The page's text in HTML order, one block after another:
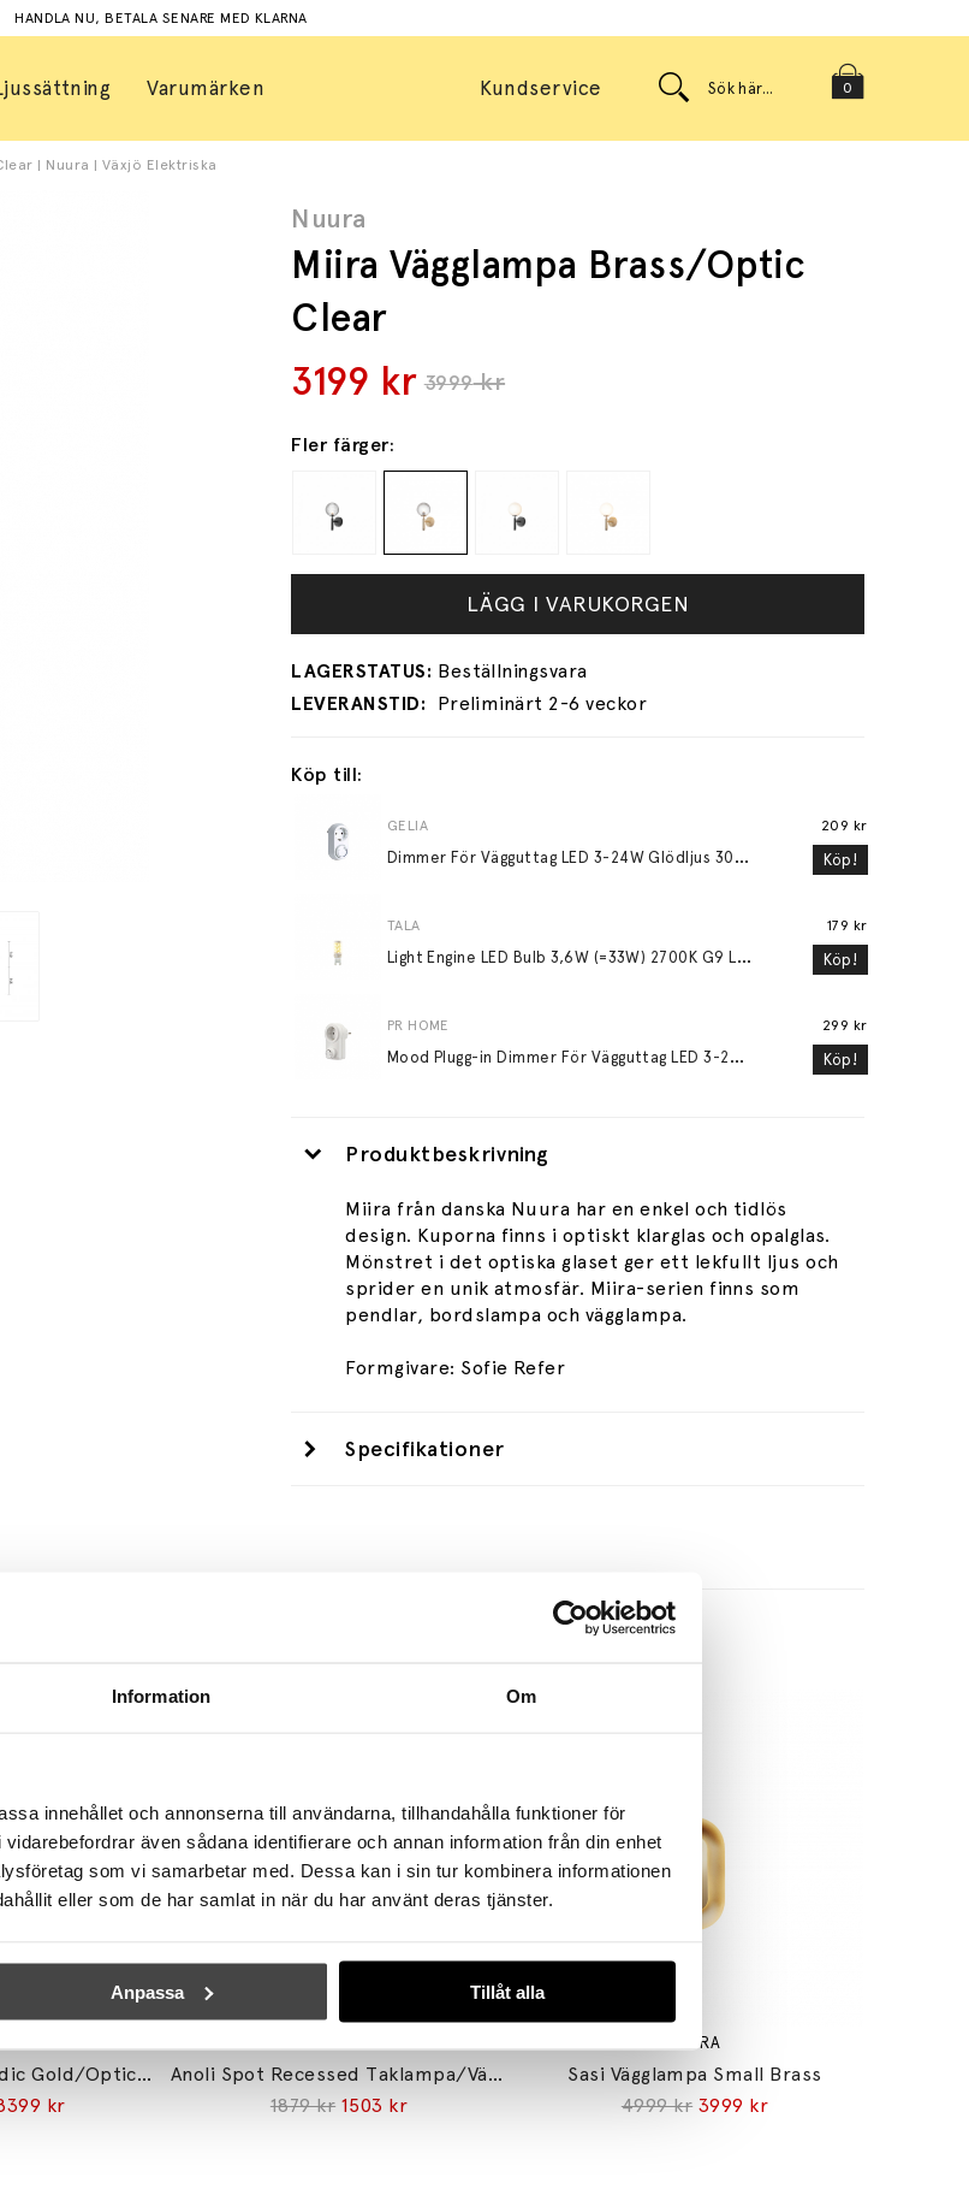
Information Om
innehållet och annonserna till användarna, tillhandahålla funktioner för
även sådana identifierare och annan information från din enhet
som vi samarbetar med. Dessa kan i sin tur kombinera informationen
eller som de har samlat in när du har använt deras tjänster.
Anpassa Tillåt alla
HANDLA NU, BETALA SENARE MED KLARNA
Varumärken 0
Kundservice
| Nuura | Växjö Elektriska
Nuura
Miira Vägglampa Brass/Optic
Clear
3999kr
3199 kr
Fler färger:
LÄGG I VARUKORGEN
Preliminärt 2-6 veckor
Köp till:
GELIA
D
immer För Vägguttag LED 3-24W Glödljus 30-200W
209 kr
Köp!
TALA
L
ight Engine LED Bulb 3,6W (=33W) 2700K G9 Lightly Frosted
179 kr
Köp!
PR HOME
M
ood Plugg-in Dimmer För Vägguttag LED 3-24W Glödljus 30-200W Vit
299 kr
Köp!
Produktbeskrivning
Miira från danska Nuura har en enkel och tidlös
design. Kuporna finns i optiskt klarglas och opalglas.
Mönstret i det optiska glaset ger ett lekfullt ljus och
sprider en unik atmosfär. Miira-serien finns som
pendlar, bordslampa och vägglampa.
Formgivare: Sofie Refer
Specifikationer
Liila 7 Tak/Vägg Nordic Gold/Optic Clear
kr
Anoli Spot Recessed Taklampa/Vägglampa Black/Black
1879 kr 1503 kr
NUURA
Sasi Vägglampa Small Brass
4999 kr 3999 kr